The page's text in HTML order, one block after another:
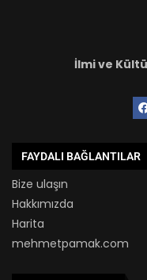
İlmi ve
FAYDALI BAĞLANTILAR
Bize ulaşın
Hakkımızda
Harita
mehmetpamak.com